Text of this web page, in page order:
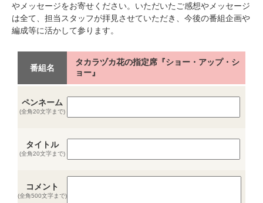
やメッセージをお寄せください。いただいたご感想やメッセージ
は全て、担当スタッフが拝見させていただき、今後の番組企画や
編成等に活かして参ります。
番組名
タカラヅカ花の指定席『ショー・アップ・シ
ョー』
ペンネーム
(全角20文字まで)
タイトル
(全角20文字まで)
コメント
(全角500文字まで)